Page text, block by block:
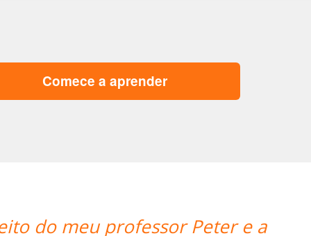
Comece a aprender
“”My teacher is